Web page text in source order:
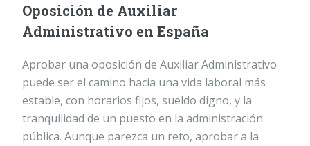
Oposición de Auxiliar
Administrativo en España
Aprobar una oposición de Auxiliar Administrativo
puede ser el camino hacia una vida laboral más
estable, con horarios fijos, sueldo digno, y la
tranquilidad de un puesto en la administración
pública. Aunque parezca un reto, aprobar a la